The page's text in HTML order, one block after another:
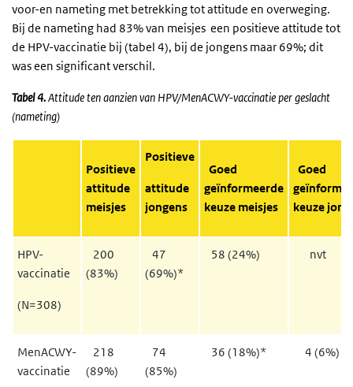
voor-en nameting met betrekking tot attitude en overweging.
Bij de nameting had 83% van meisjes een positieve attitude tot
de HPV-vaccinatie bij (tabel 4), bij de jongens maar 69%; dit
was een significant verschil.
Tabel 4.Attitude ten aanzien van HPV/MenACWY-vaccinatie per geslacht
(nameting)
Positieve
attitude
meisjes
Positieve
attitude
jongens
Goed
geïnformeerde
keuze meisjes
Goed
keuze
HPV-
vaccinatie
(N=308)
200
(83%)
47
(69%)*
58 (24%) nvt
MenACWY-
vaccinatie
218
(89%)
74
(85%)
36 (18%)* 4 (6%)